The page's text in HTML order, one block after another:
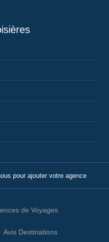
pour ajouter votre agence
de Voyages
Avis Destinations